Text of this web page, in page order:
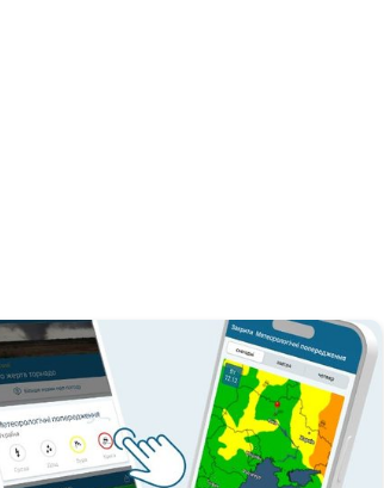
про складні погодні умови?.